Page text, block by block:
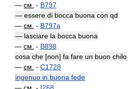
— см. - B797
— essere di bocca buona con qd
— см. - B797a
— lasciare la bocca buona
— см. - B898
cosa che [non] fa fare un buon chilo
— см. - C1728
ingenuo in buona fede